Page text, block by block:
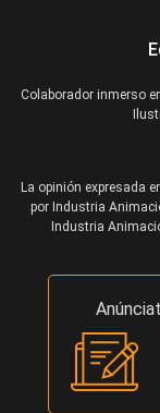
Colaborador inmerso
La opinión expresada
por Industria
Industria